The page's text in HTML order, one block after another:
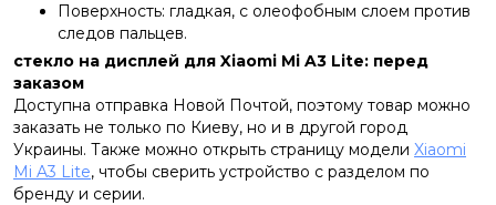
Поверхность: гладкая, с олеофобным слоем против
следов пальцев.
стекло на дисплей для Xiaomi Mi A3 Lite: перед
заказом
Доступна отправка Новой Почтой, поэтому товар можно
заказать не только по Киеву, но и в другой город
Украины. Также можно открыть страницу модели Xiaomi
Mi A3 Lite, чтобы сверить устройство с разделом по
бренду и серии.